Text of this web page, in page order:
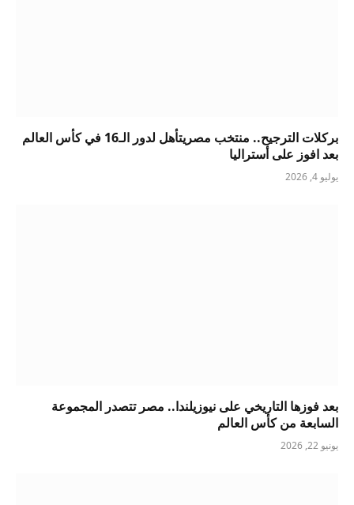
بركلات الترجيح.. منتخب مصريتأهل لدور الـ16 في كأس العالم
بعد افوز على أستراليا
يوليو 4, 2026
بعد فوزها التاريخي على نيوزيلندا.. مصر تتصدر المجموعة
السابعة من كأس العالم
يونيو 22, 2026